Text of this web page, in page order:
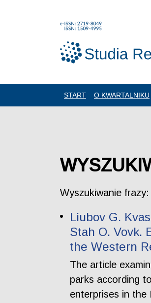
START O KWARTALNIKU
Wyszukiwanie
Lіubov G.
Stah O. Vovk.
the Western
The article
parks according
enterprises in